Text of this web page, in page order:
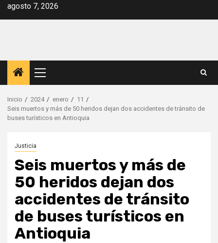
Saltar
agosto 7, 2026
Menú
principal
Inicio 2024 enero
11
Seis muertos y más de 50 heridos dejan dos accidentes de tránsito de
buses turísticos en Antioquia
Justicia
Seis muertos y más de
50 heridos dejan dos
accidentes de tránsito
de buses turísticos en
Antioquia